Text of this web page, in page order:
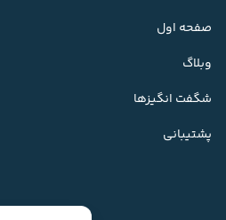
صفحه اول
وبلاگ
شگفت انگیزها
پشتیبانی